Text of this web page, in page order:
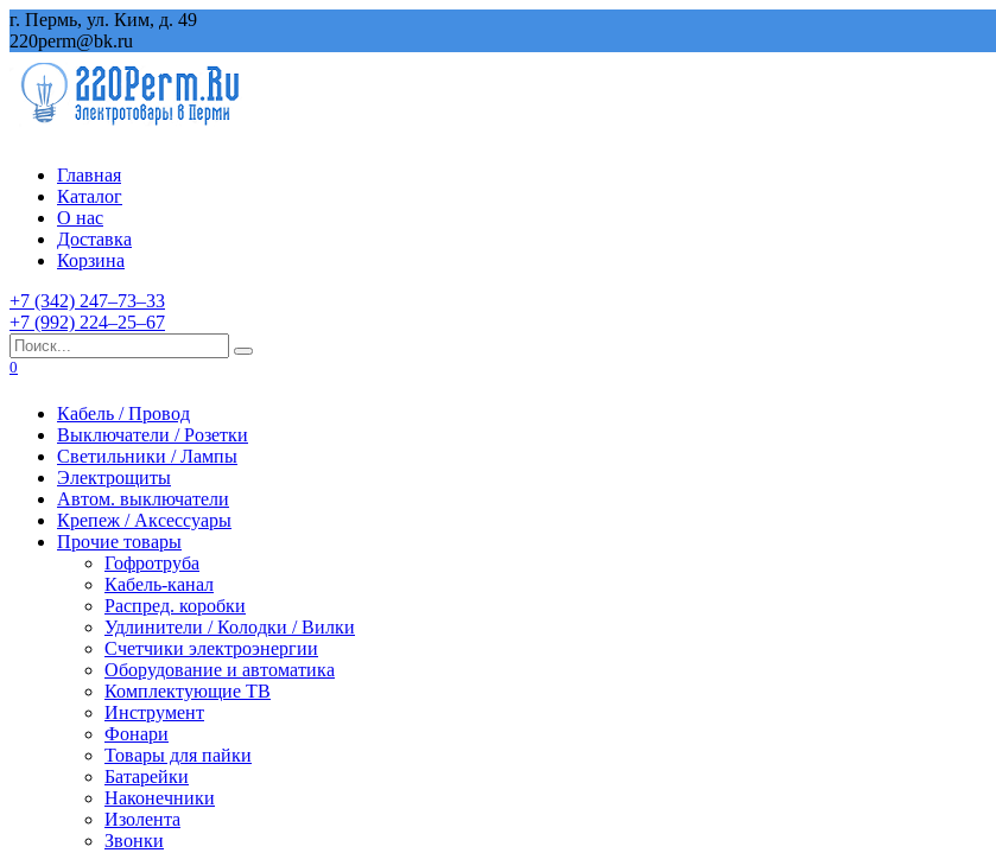
Перейти
к
содержанию
г. Пермь, ул. Ким, д. 49
220perm@bk.ru
Главная
Каталог
О нас
Доставка
Корзина
+7 (342) 247‒73‒33
+7 (992) 224‒25‒67
Search
for:
0
Кабель / Провод
Выключатели / Розетки
Светильники / Лампы
Электрощиты
Автом. выключатели
Крепеж / Аксессуары
Прочие товары
Гофротруба
Кабель-канал
Распред. коробки
Удлинители / Колодки / Вилки
Счетчики электроэнергии
Оборудование и автоматика
Комплектующие ТВ
Инструмент
Фонари
Товары для пайки
Батарейки
Наконечники
Изолента
Звонки